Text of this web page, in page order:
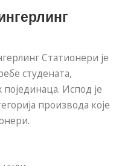
Статионери је
студената,
Испод је
производа које